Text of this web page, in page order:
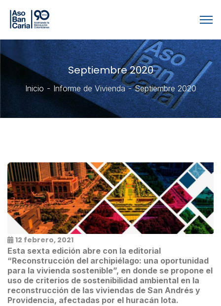
Septiembre 2020
Inicio Informe de Vivienda Septiembre 2020
12 febrero, 2021
Esta sexta edición abre con la editorial
“Reconstrucción del archipiélago: una oportunidad
para la vivienda sostenible”, en donde se propone el
uso de criterios de sostenibilidad ambiental en la
reconstrucción de las viviendas de San Andrés y
Providencia, afectadas por el huracán Iota.